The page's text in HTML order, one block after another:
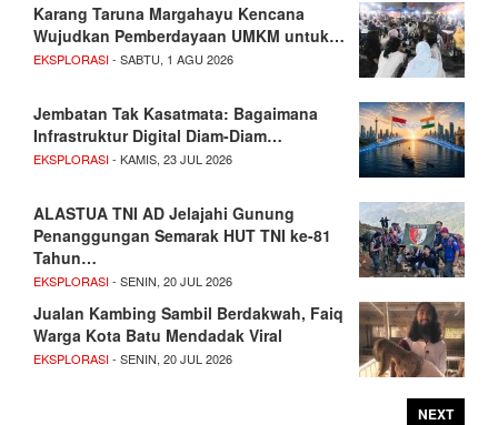
Karang Taruna Margahayu Kencana
Wujudkan Pemberdayaan UMKM untuk…
EKSPLORASI- SABTU, 1 AGU 2026
Jembatan Tak Kasatmata: Bagaimana
Infrastruktur Digital Diam-Diam…
EKSPLORASI- KAMIS, 23 JUL 2026
ALASTUA TNI AD Jelajahi Gunung
Penanggungan Semarak HUT TNI ke-81
Tahun…
EKSPLORASI- SENIN, 20 JUL 2026
Jualan Kambing Sambil Berdakwah, Faiq
Warga Kota Batu Mendadak Viral
EKSPLORASI- SENIN, 20 JUL 2026
NEXT